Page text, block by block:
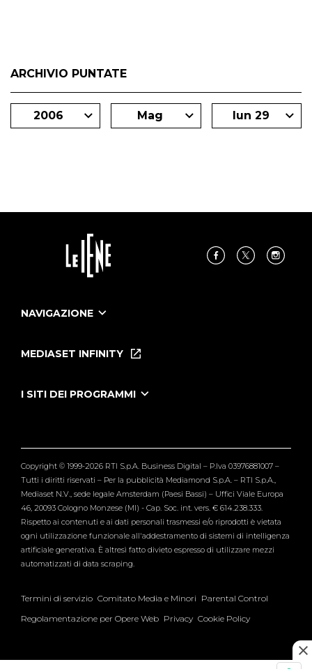
ARCHIVIO PUNTATE
2006 Mag lun 29
NAVIGAZIONE
Le Iene Presentano Inside
Tutti i servizi
MEDIASET INFINITY
I SITI DEI PROGRAMMI
Verissimo
Copyright © 1999-2026 RTI S.p.A. Business Digital – P.Iva 03976881007 –
Tutti i diritti riservati – Per la pubblicità Mediamond S.p.A. – RTI S.p.A.,
Mediaset N.V., sede legale Amsterdam (Paesi Bassi) – Uffici Viale Europa
46, 20093 Cologno Monzese (MI) - Cap. Soc. int. vers. € 614.238.333.
Rispetto ai contenuti e ai dati personali trasmessi e/o riprodotti è vietata
ogni utilizzazione funzionale all'addestramento di sistemi di intelligenza
artificiale generativa. È altresì fatto divieto espresso di utilizzare mezzi
automatizzati di data scraping.
Termini di servizio Comitato Media e Minori Parental Control
Regolamentazione per Opere Web Privacy Cookie Policy